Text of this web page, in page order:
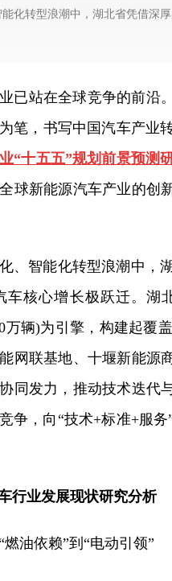
化转型浪潮中，湖北省凭借深
已站在全球竞争的前沿
笔，书写中国汽车产业
“十五五”规划前景预测
球新能源汽车产业的创
、智能化转型浪潮中，
核心增长极跃迁。湖
万辆)为引擎，构建起覆
网联基地、十堰新能源
同发力，推动技术迭代
争，向“技术+标准+服
行业发展现状研究分析
油依赖”到“电动引领”